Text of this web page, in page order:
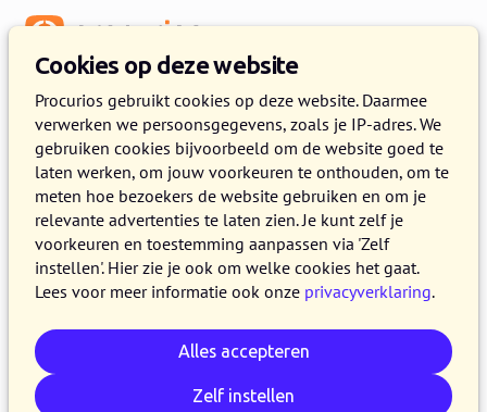
Cookies op deze website
Procurios gebruikt cookies op deze website. Daarmee
verwerken we persoonsgegevens, zoals je IP-adres. We
gebruiken cookies bijvoorbeeld om de website goed te
laten werken, om jouw voorkeuren te onthouden, om te
meten hoe bezoekers de website gebruiken en om je
relevante advertenties te laten zien. Je kunt zelf je
voorkeuren en toestemming aanpassen via 'Zelf
instellen'. Hier zie je ook om welke cookies het gaat.
Lees voor meer informatie ook onze privacyverklaring.
Alles accepteren
Zelf instellen
Release 2021.11
11 OKTOBER 2021 3 MINUTEN LEZEN
In de loop van woensdag 13 oktober 2021
maken alle klanten op de productieversie van
het Procurios Platform gebruik van release
2021.11. In dit blog lees je wat nieuw is en wat
is verbeterd. Kijk voor meer informatie over de
verschillende versies van het platform op de
release pagina
ofschrijf je in voor één van de
release webinars